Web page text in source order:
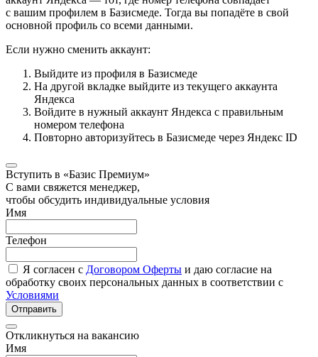
с вашим профилем в Базисмеде. Тогда вы попадёте в свой
основной профиль со всеми данными.
Если нужно сменить аккаунт:
Выйдите из профиля в Базисмеде
На другой вкладке выйдите из текущего аккаунта
Яндекса
Войдите в нужный аккаунт Яндекса с правильным
номером телефона
Повторно авторизуйтесь в Базисмеде через Яндекс ID
Вступить в «Базис Премиум»
С вами свяжется менеджер,
чтобы обсудить индивидуальные условия
Имя
Телефон
Я согласен с Договором Оферты и даю согласие на
обработку своих персональных данных в соответствии с
Условиями
Отправить
Откликнуться на вакансию
Имя